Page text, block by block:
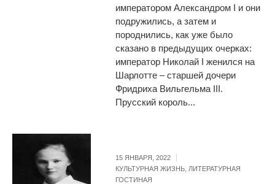
императором Александром I и они
подружились, а затем и
породнились, как уже было
сказано в предыдущих очерках:
император Николай I женился на
Шарлотте – старшей дочери
Фридриха Вильгельма III.
Прусский король...
15 ЯНВАРЯ, 2022
КУЛЬТУРНАЯ ЖИЗНЬ ЛИТЕРАТУРНАЯ
ГОСТИНАЯ